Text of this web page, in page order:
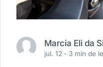
jul. 12 - 3 min de